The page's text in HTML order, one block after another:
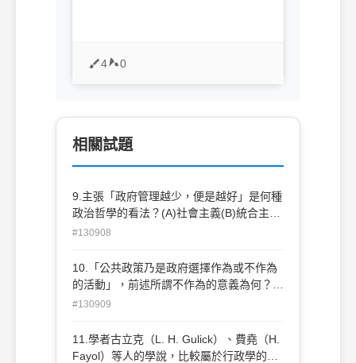
4 0
相關試題
9.主張「政府管理越少，便是越好」是何種
政治哲學的看法？(A)社會主義(B)統合主義
(C)保守主義(D)自由放任主義
#130908
10.「公共政策乃是政府選擇作為或不作為
的活動」，前述所謂不作為的意義為何？
(A)政府消極不採取任何行動(B)政府制訂法
罰(D)政府制訂政策鼓勵人民採取某些行動
#130909
11.學者古立克（L. H. Gulick）、費堯（H.
Fayol）等人的學說，比較屬於行政學的那